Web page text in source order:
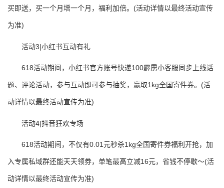
买即送，买一个月增一个月，福利加倍。(活动详情以最终活动宣传
为准)
活动3|小红书互动有礼
618活动期间，小红书官方账号快递100霹雳小客服同步上线话
题、评论活动，参与互动即可参与抽奖，赢取1kg全国寄件券。(活
动详情以最终活动宣传为准)
活动4|抖音狂欢专场
618活动期间，不仅有0.01元秒杀1kg全国寄件券福利开抢，加
入专属私域群还能天天领券，单笔最高立减16元，省钱不停歇～(活
动详情以最终活动宣传为准)